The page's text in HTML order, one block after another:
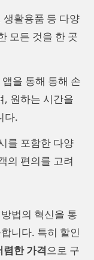
활용품 등 다양
모든 것을 한 곳
을 통해 통해 손
, 원하는 시간을
다.
를 포함한 다양
의 편의를 고려
법의 혁신을 통
니다. 특히 할인
렴한 가격으로 구